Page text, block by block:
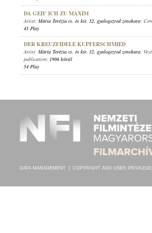
DA GEH' ICH ZU MAXIM
Artist: Mária Terézia cs. és kir. 32. gyalogezred zenekara;
41 Play
DER KREUZFIDELE KUPFERSCHMIED
Artist: Mária Terézia cs. és kir. 32. gyalogezred zenekara,
publication: 1906 körül
54 Play
DATA MANAGEMENT COPYRIGHT AND USER